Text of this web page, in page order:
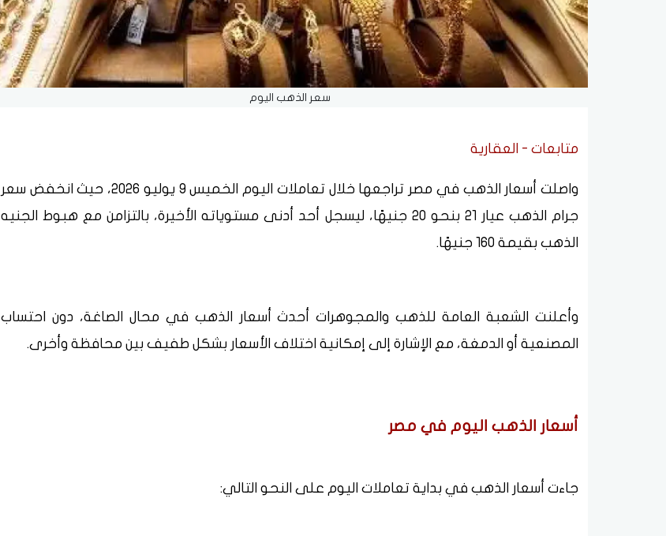
سعر الذهب اليوم
متابعات - العقارية
واصلت أسعار الذهب في مصر تراجعها خلال تعاملات اليوم الخميس 9 يوليو 2026، حيث انخفض سعر
جرام الذهب عيار 21 بنحو 20 جنيهًا، ليسجل أحد أدنى مستوياته الأخيرة، بالتزامن مع هبوط الجنيه
الذهب بقيمة 160 جنيهًا.
وأعلنت الشعبة العامة للذهب والمجوهرات أحدث أسعار الذهب في محال الصاغة، دون احتساب
المصنعية أو الدمغة، مع الإشارة إلى إمكانية اختلاف الأسعار بشكل طفيف بين محافظة وأخرى.
أسعار الذهب اليوم في مصر
جاءت أسعار الذهب في بداية تعاملات اليوم على النحو التالي: